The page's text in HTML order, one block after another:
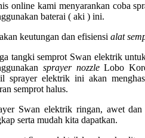
online kami menyarankan coba
baterai ( aki ) ini.
keutungan dan efisiensi alat
tangki semprot Swan elektrik
sprayer nozzleLobo
sprayer elektrik ini akan
semprot halus.
Swan elektrik ringan, awet
serta mudah kita dapatkan.